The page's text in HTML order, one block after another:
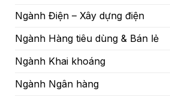
Ngành Điện – Xây dựng điện
Ngành Hàng tiêu dùng & Bán lẻ
Ngành Khai khoáng
Ngành Ngân hàng